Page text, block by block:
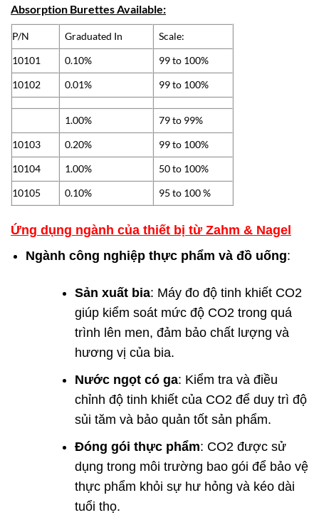
Absorption Burettes Available:
P/N Graduated In
Scale:
10101
0.10%
99 to 100%
10102
0.01% 99 to 100%
1.00%
79 to 99%
10103
0.20%
99 to 100%
10104
1.00%
50 to 100%
10105
0.10% 95 to 100 %
Ứng dụng ngành của thiết bị từ Zahm & Nagel
Ngành công nghiệp thực phẩm và đồ uống:
Sản xuất bia: Máy đo độ tinh khiết CO2
giúp kiểm soát mức độ CO2 trong quá
trình lên men, đảm bảo chất lượng và
hương vị của bia.
Nước ngọt có ga: Kiểm tra và điều
chỉnh độ tinh khiết của CO2 để duy trì độ
sủi tăm và bảo quản tốt sản phẩm.
Đóng gói thực phẩm: CO2 được sử
dụng trong môi trường bao gói để bảo vệ
thực phẩm khỏi sự hư hỏng và kéo dài
tuổi thọ.